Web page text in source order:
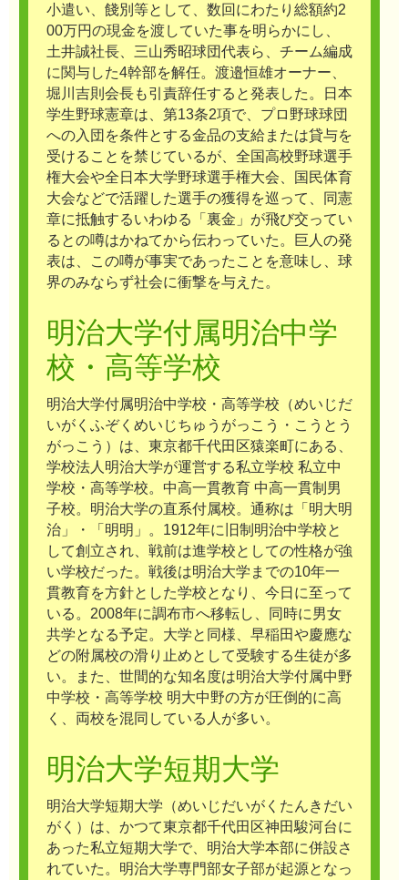
小遣い、餞別等として、数回にわたり総額約2
00万円の現金を渡していた事を明らかにし、
土井誠社長、三山秀昭球団代表ら、チーム編成
に関与した4幹部を解任。渡邉恒雄オーナー、
堀川吉則会長も引責辞任すると発表した。日本
学生野球憲章は、第13条2項で、プロ野球球団
への入団を条件とする金品の支給または貸与を
受けることを禁じているが、全国高校野球選手
権大会や全日本大学野球選手権大会、国民体育
大会などで活躍した選手の獲得を巡って、同憲
章に抵触するいわゆる「裏金」が飛び交ってい
るとの噂はかねてから伝わっていた。巨人の発
表は、この噂が事実であったことを意味し、球
界のみならず社会に衝撃を与えた。
明治大学付属明治中学
校・高等学校
明治大学付属明治中学校・高等学校（めいじだ
いがくふぞくめいじちゅうがっこう・こうとう
がっこう）は、東京都千代田区猿楽町にある、
学校法人明治大学が運営する私立学校 私立中
学校・高等学校。中高一貫教育 中高一貫制男
子校。明治大学の直系付属校。通称は「明大明
治」・「明明」。1912年に旧制明治中学校と
して創立され、戦前は進学校としての性格が強
い学校だった。戦後は明治大学までの10年一
貫教育を方針とした学校となり、今日に至って
いる。2008年に調布市へ移転し、同時に男女
共学となる予定。大学と同様、早稲田や慶應な
どの附属校の滑り止めとして受験する生徒が多
い。また、世間的な知名度は明治大学付属中野
中学校・高等学校 明大中野の方が圧倒的に高
く、両校を混同している人が多い。
明治大学短期大学
明治大学短期大学（めいじだいがくたんきだい
がく）は、かつて東京都千代田区神田駿河台に
あった私立短期大学で、明治大学本部に併設さ
れていた。明治大学専門部女子部が起源となっ